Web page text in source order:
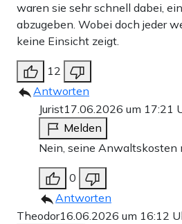
waren sie sehr schnell dabei,
abzugeben. Wobei doch jeder
keine Einsicht zeigt.
12
Antworten
Jurist17.06.2026 um 17:21
Melden
Nein, seine Anwaltskosten
0
Antworten
Theodor16.06.2026 um 16:12